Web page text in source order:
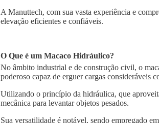
A Manuttech, com sua vasta experiência e
elevação eficientes e confiáveis.
O Que é um Macaco Hidráulico?
No âmbito industrial e de construção civil, o
poderoso capaz de erguer cargas consideráveis
Utilizando o princípio da hidráulica, que
mecânica para levantar objetos pesados.
Sua versatilidade é notável, sendo empregado